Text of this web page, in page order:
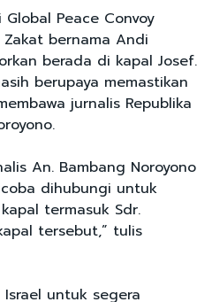
Peace Convoy
Zakat bernama Andi
berada di kapal Josef.
berupaya memastikan
jurnalis Republika
An. Bambang Noroyono
dihubungi untuk
termasuk Sdr.
tersebut,” tulis
untuk segera